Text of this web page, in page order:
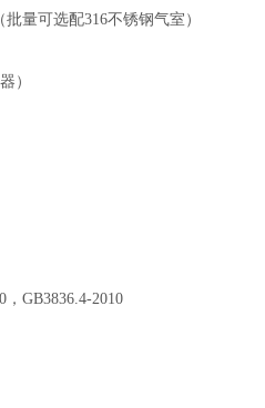
量可选配316不锈钢气室）
）
，GB3836.4-2010